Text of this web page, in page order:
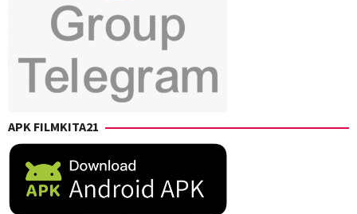
APK FILMKITA21